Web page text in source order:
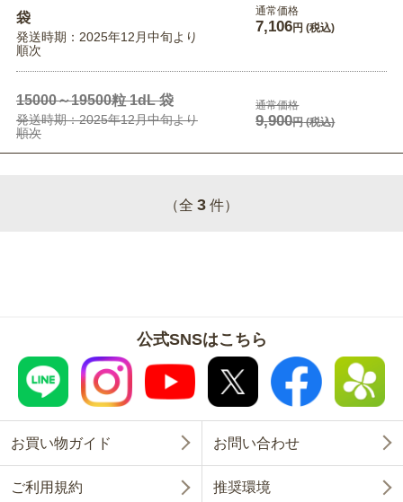
袋
発送時期：2025年12月中旬より
順次
通常価格
7,106円 (税込)
15000～19500粒 1dL 袋
発送時期：2025年12月中旬より
順次
通常価格
9,900円(税込)
（全 3 件）
公式SNSはこちら
お買い物ガイド お問い合わせ
ご利用規約 推奨環境